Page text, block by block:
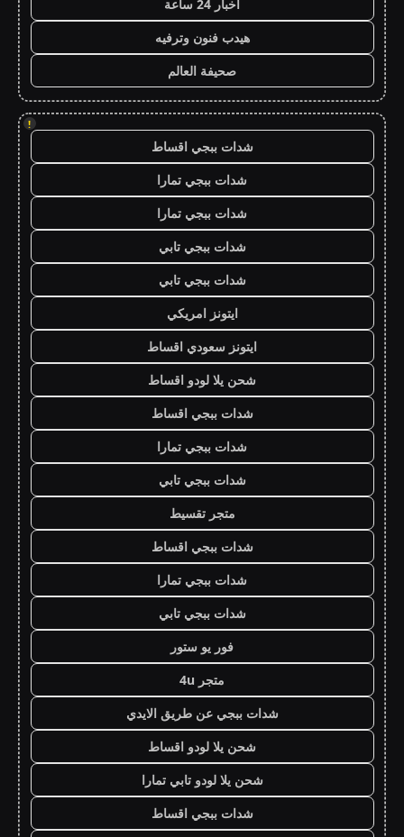
اخبار 24 ساعة
هيدب فنون وترفيه
صحيفة العالم
!
شدات ببجي اقساط
شدات ببجي تمارا
شدات ببجي تمارا
شدات ببجي تابي
شدات ببجي تابي
ايتونز امريكي
ايتونز سعودي اقساط
شحن يلا لودو اقساط
شدات ببجي اقساط
شدات ببجي تمارا
شدات ببجي تابي
متجر تقسيط
شدات ببجي اقساط
شدات ببجي تمارا
شدات ببجي تابي
فور يو ستور
متجر 4u
شدات ببجي عن طريق الايدي
شحن يلا لودو اقساط
شحن يلا لودو تابي تمارا
شدات ببجي اقساط